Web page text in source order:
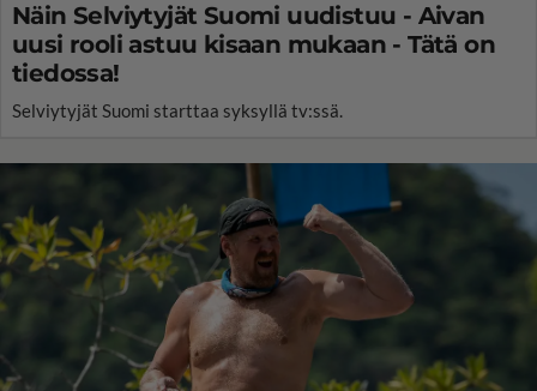
Näin Selviytyjät Suomi uudistuu - Aivan
uusi rooli astuu kisaan mukaan - Tätä on
tiedossa!
Selviytyjät Suomi starttaa syksyllä tv:ssä.